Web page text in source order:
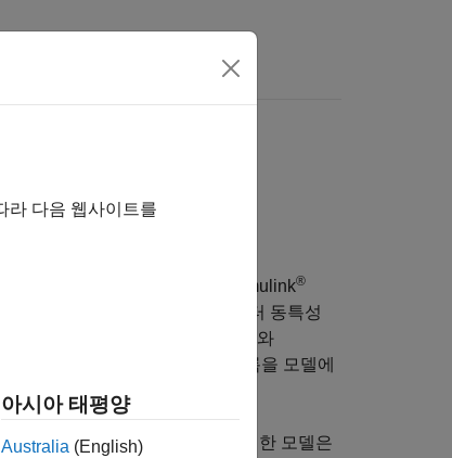
클릭하십시오.
, 시뮬레이션 및 분석을 위한 Simulink®
경 모델, 조종사 행동, 액추에이터 동특성
공간 변환을 통해 대기권 비행체와
, 실사 뷰를 포함한 시각화 블록을 모델에
델 아키텍처를 제공합니다. 이러한 모델은
라 다음 웹사이트를
아시아 태평양
Australia (English)